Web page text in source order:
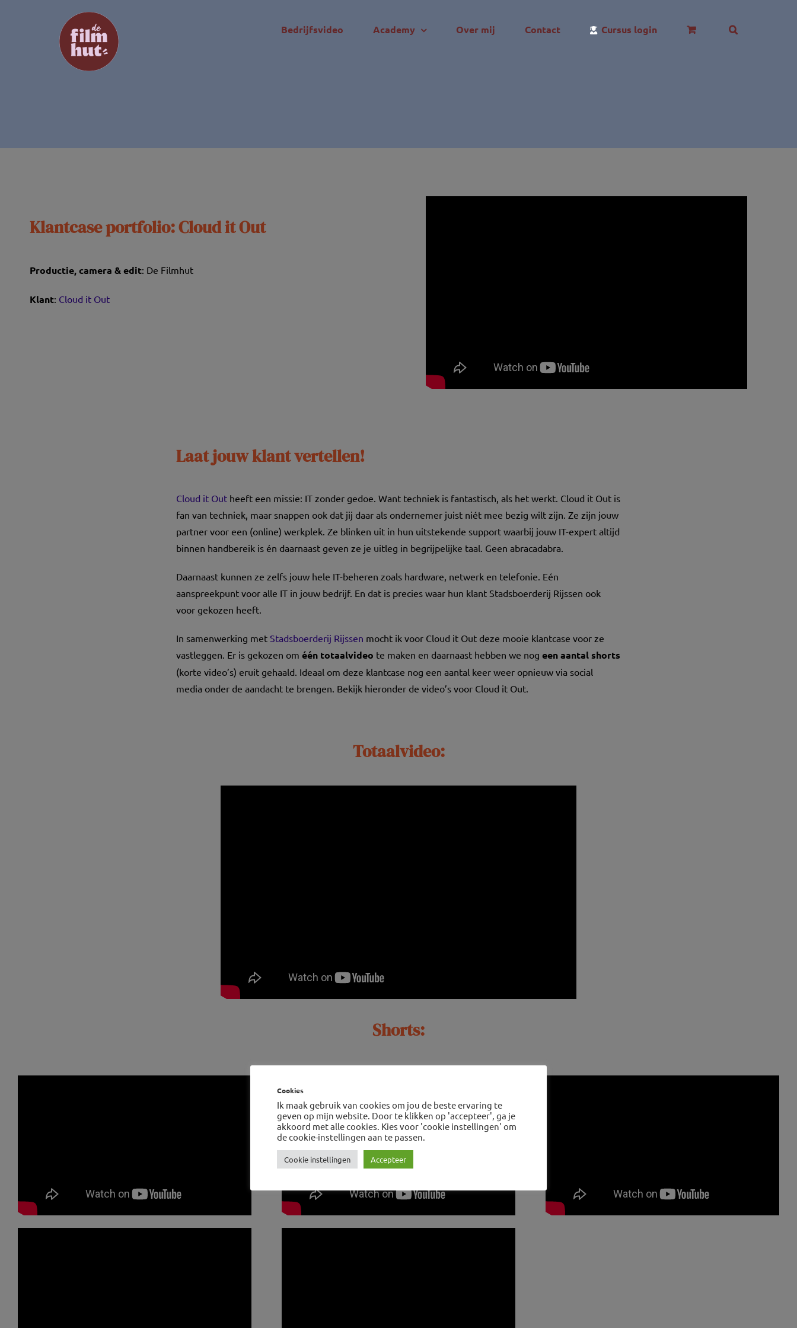
Bedrijfsvideo Academy Over mij Contact Cursus login
Klantcase portfolio: Cloud it Out
Productie, camera & edit: De Filmhut
Klant: Cloud it Out
Laat jouw klant vertellen!
Cloud it Out heeft een missie: IT zonder gedoe. Want techniek is fantastisch, als het werkt. Cloud it Out is
fan van techniek, maar snappen ook dat jij daar als ondernemer juist niét mee bezig wilt zijn. Ze zijn jouw
partner voor een (online) werkplek. Ze blinken uit in hun uitstekende support waarbij jouw IT-expert altijd
binnen handbereik is én daarnaast geven ze je uitleg in begrijpelijke taal. Geen abracadabra.
Daarnaast kunnen ze zelfs jouw hele IT-beheren zoals hardware, netwerk en telefonie. Eén
aanspreekpunt voor alle IT in jouw bedrijf. En dat is precies waar hun klant Stadsboerderij Rijssen ook
voor gekozen heeft.
In samenwerking met Stadsboerderij Rijssen mocht ik voor Cloud it Out deze mooie klantcase voor ze
vastleggen. Er is gekozen oméén totaalvideo te maken en daarnaast hebben we nogeen aantal shorts
(korte video’s) eruit gehaald. Ideaal om deze klantcase nog een aantal keer weer opnieuw via social
media onder de aandacht te brengen. Bekijk hieronder de video’s voor Cloud it Out.
Totaalvideo:
Shorts:
Cookies
Ik maak gebruik van cookies om jou de beste ervaring te
geven op mijn website. Door te klikken op 'accepteer', ga je
akkoord met alle cookies. Kies voor 'cookie instellingen' om
de cookie-instellingen aan te passen.
Cookie instellingen Accepteer